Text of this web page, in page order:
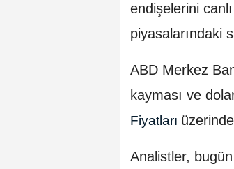
endişelerini
piyasalarındaki
ABD Merkez
kayması ve
Fiyatları
Analistler,